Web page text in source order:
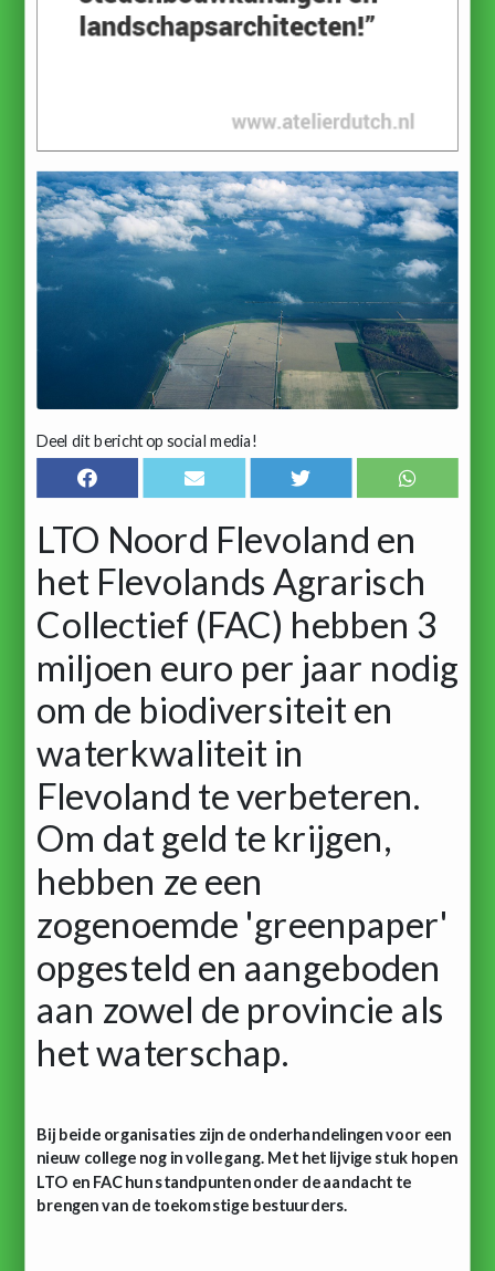
Deel dit bericht op social media!
LTO Noord Flevoland en
het Flevolands Agrarisch
Collectief (FAC) hebben 3
miljoen euro per jaar nodig
om de biodiversiteit en
waterkwaliteit in
Flevoland te verbeteren.
Om dat geld te krijgen,
hebben ze een
zogenoemde 'greenpaper'
opgesteld en aangeboden
aan zowel de provincie als
het waterschap.
Bij beide organisaties zijn de onderhandelingen voor een
nieuw college nog in volle gang. Met het lijvige stuk hopen
LTO en FAC hun standpunten onder de aandacht te
brengen van de toekomstige bestuurders.